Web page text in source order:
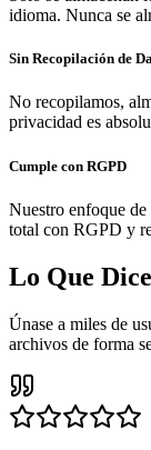
idioma. Nunca se
Sin Recopilación de
No recopilamos,
privacidad es
Cumple con RGPD
Nuestro enfoque
total con RGPD y
Lo Que
Únase a miles de
archivos de forma